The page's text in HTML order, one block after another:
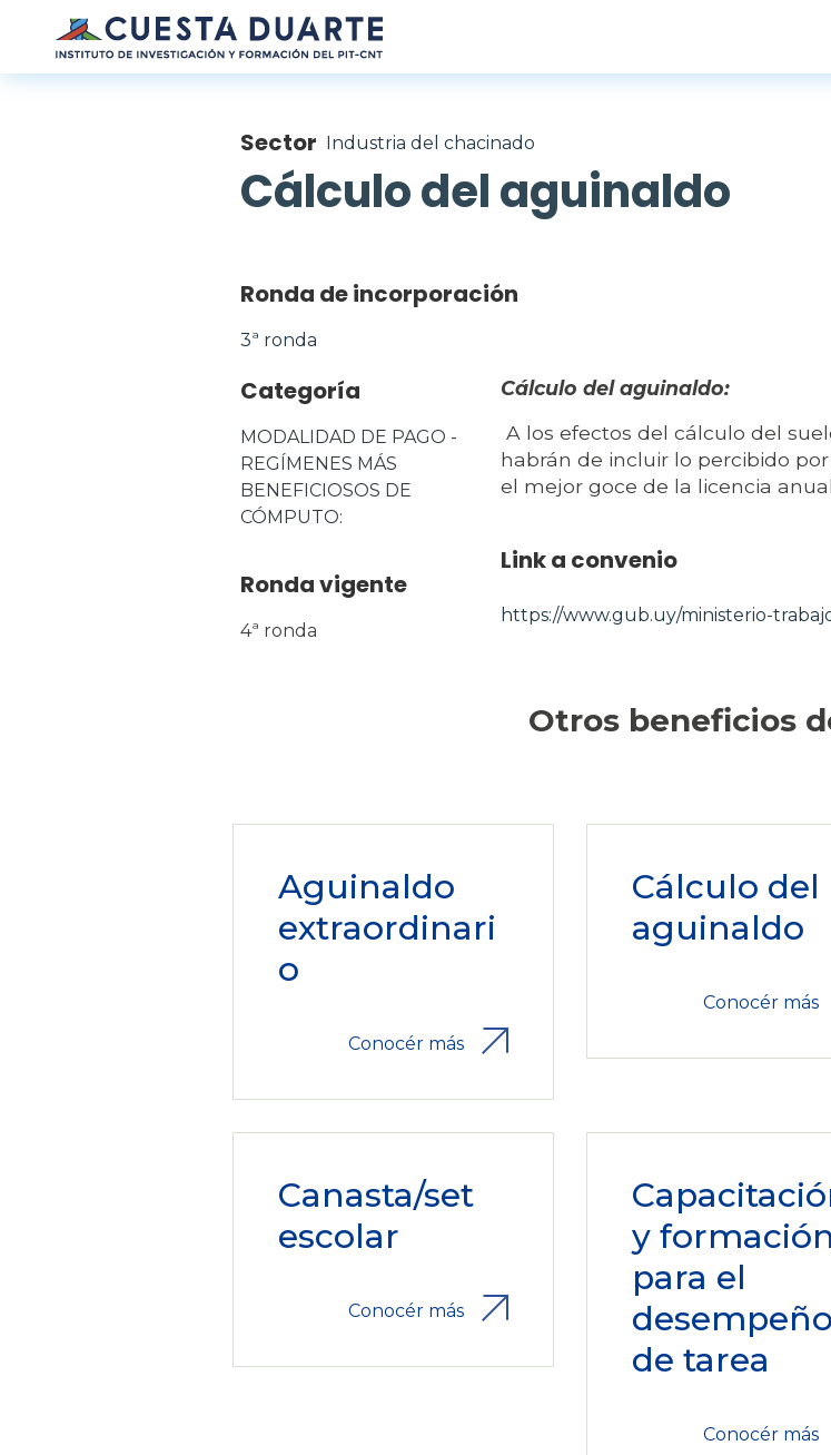
Pasar al contenido principal
Sector Industria del chacinado
Cálculo del aguinaldo
Ronda de incorporación
3ª ronda
Categoría
MODALIDAD DE PAGO -
REGÍMENES MÁS
BENEFICIOSOS DE
CÓMPUTO
Ronda vigente
4ª ronda
Cálculo del aguinaldo:
A los efectos del cálculo del
habrán de incluir lo percibido
el mejor goce de la licencia
Link a convenio
https://www.gub.uy/ministerio-
Otros beneficios
Aguinaldo
extraordinari
o
Conocér más
Cálculo del
aguinaldo
Conocér más
Canasta/set
escolar
Conocér más
y formación
para el
desempeño
de tarea
Conocér más